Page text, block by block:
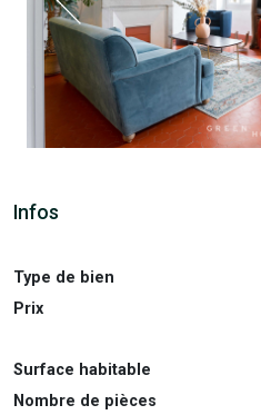
Infos
Type de bien
Prix
Surface habitable
Nombre de pièces